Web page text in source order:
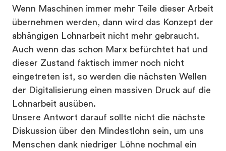
Wenn Maschinen immer mehr Teile dieser Arbeit
übernehmen werden, dann wird das Konzept der
abhängigen Lohnarbeit nicht mehr gebraucht.
Auch wenn das schon Marx befürchtet hat und
dieser Zustand faktisch immer noch nicht
eingetreten ist, so werden die nächsten Wellen
der Digitalisierung einen massiven Druck auf die
Lohnarbeit ausüben.
Unsere Antwort darauf sollte nicht die nächste
Diskussion über den Mindestlohn sein, um uns
Menschen dank niedriger Löhne nochmal ein